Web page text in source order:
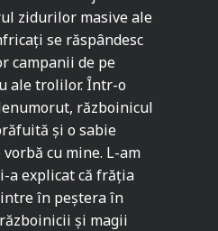
zidurilor masive ale
se răspândesc
campanii de pe
ale trolilor. Într-o
războinicul
și o sabie
cu mine. L-am
a explicat că frăția
intre în peștera în
și magii